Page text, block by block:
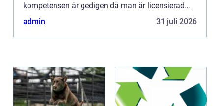
kompetensen är gedigen då man är licensierad
både inom rörmokeri och kyla. Företaget är
admin 31 juli 2026